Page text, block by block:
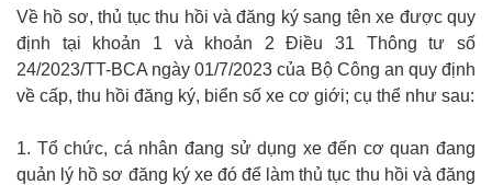
Về hồ sơ, thủ tục thu hồi và đăng ký sang tên xe được quy
định tại khoản 1 và khoản 2 Điều 31 Thông tư số
24/2023/TT-BCA ngày 01/7/2023 của Bộ Công an quy định
về cấp, thu hồi đăng ký, biển số xe cơ giới; cụ thể như sau:
1. Tổ chức, cá nhân đang sử dụng xe đến cơ quan đang
quản lý hồ sơ đăng ký xe đó để làm thủ tục thu hồi và đăng